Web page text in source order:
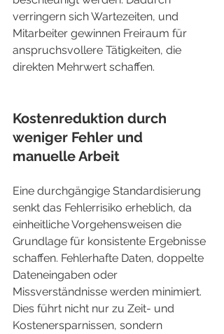
verringern sich Wartezeiten, und
Mitarbeiter gewinnen Freiraum für
anspruchsvollere Tätigkeiten, die
direkten Mehrwert schaffen.
Kostenreduktion durch
weniger Fehler und
manuelle Arbeit
Eine durchgängige Standardisierung
senkt das Fehlerrisiko erheblich, da
einheitliche Vorgehensweisen die
Grundlage für konsistente Ergebnisse
schaffen. Fehlerhafte Daten, doppelte
Dateneingaben oder
Missverständnisse werden minimiert.
Dies führt nicht nur zu Zeit- und
Kostenersparnissen, sondern